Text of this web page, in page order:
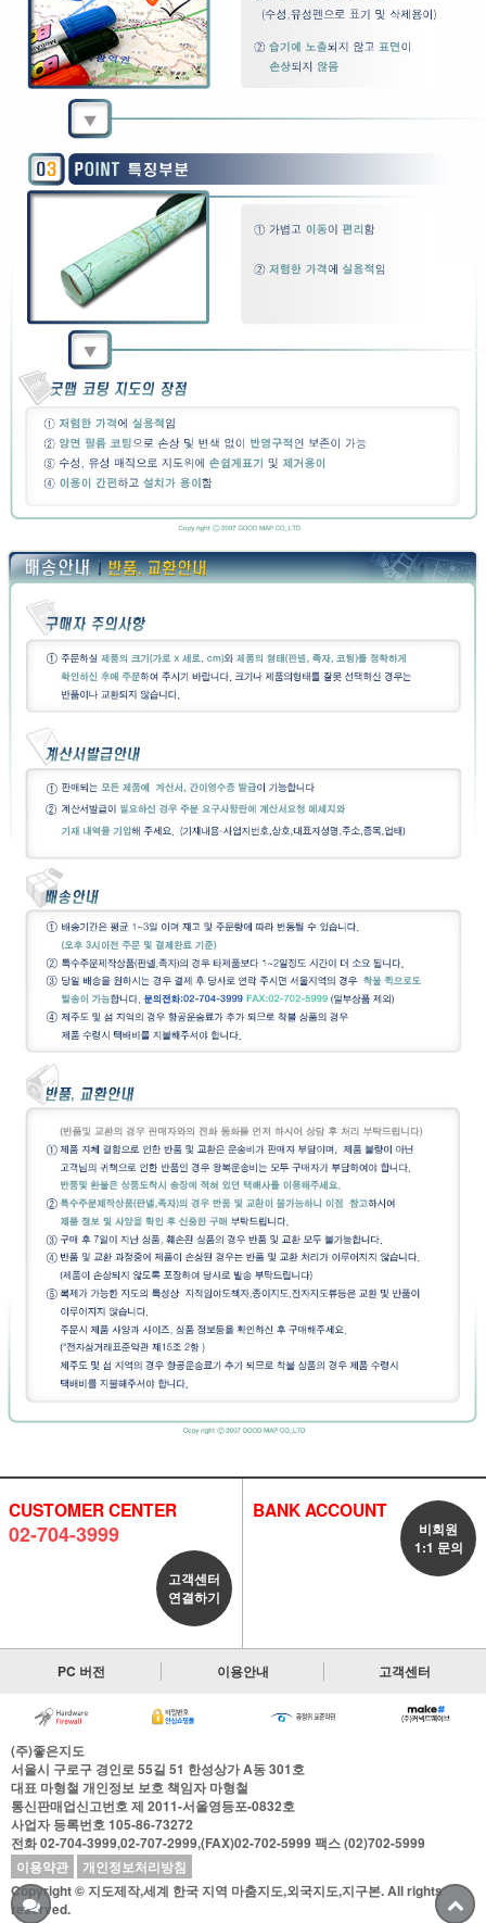
CUSTOMER CENTER
02-704-3999
고객센터
연결하기
BANK ACCOUNT
비회원
1:1 문의
PC 버전 이용안내 고객센터
(주)좋은지도
서울시 구로구 경인로 55길 51 한성상가 A동 301호
대표 마형철 개인정보 보호 책임자마형철
통신판매업신고번호제 2011-서울영등포-0832호
사업자 등록번호105-86-73272
전화02-704-3999,02-707-2999,(FAX)02-702-5999팩스(02)702-5999
이용약관
개인정보처리방침
Copyright © 지도제작,세계 한국 지역 마춤지도,외국지도,지구본. All rights
reserved.